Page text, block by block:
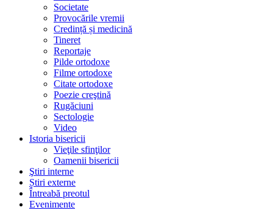
Societate
Provocările vremii
Credință și medicină
Tineret
Reportaje
Pilde ortodoxe
Filme ortodoxe
Citate ortodoxe
Poezie creştină
Rugăciuni
Sectologie
Video
Istoria bisericii
Vieţile sfinţilor
Oamenii bisericii
Ştiri interne
Știri externe
Întreabă preotul
Evenimente